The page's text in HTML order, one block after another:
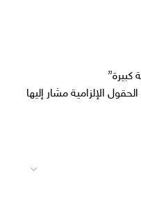
الحقول الإلزامية مشار إليها